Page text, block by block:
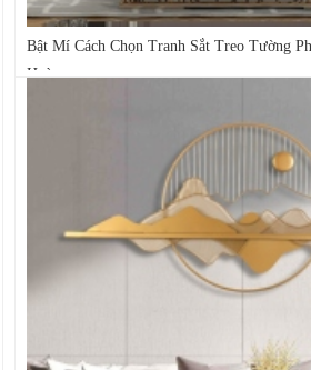
Bật Mí Cách Chọn Tranh Sắt Treo Tường
Hoàn...